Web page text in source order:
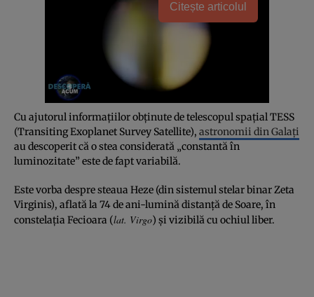
Citește articolul
Cu ajutorul informațiilor obținute de telescopul spațial TESS
(Transiting Exoplanet Survey Satellite), astronomii din Galați
au descoperit că o stea considerată „constantă în
luminozitate” este de fapt variabilă.
Este vorba despre steaua Heze (din sistemul stelar binar Zeta
Virginis), aflată la 74 de ani-lumină distanță de Soare, în
constelația Fecioara (lat. Virgo) și vizibilă cu ochiul liber.